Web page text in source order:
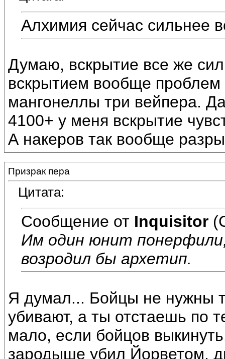
Алхимия сейчас сильнее
Думаю, вскрытие все же
вскрытием вообще проблем
мангонеллы три вейпера.
4100+ у меня вскрытие
А накеров так вообще
Призрак пера
Цитата:
Сообщение от Inquisitor
Им один юнит
возродил бы архетип.
Я думал... Бойцы не нужны
убивают, а ты отстаешь по
мало, если бойцов
зародыше убил Йорветом,